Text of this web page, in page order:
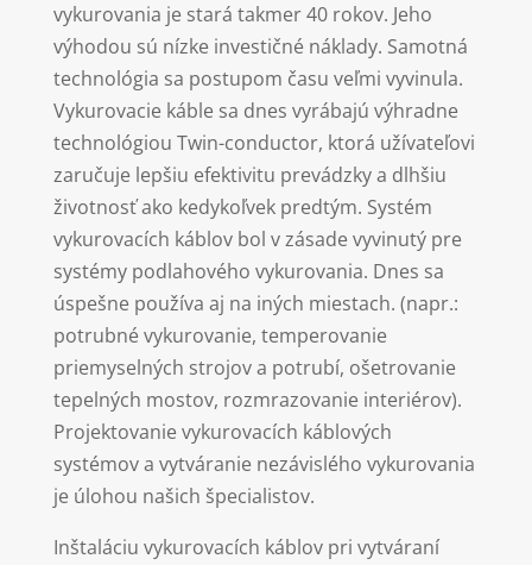
vykurovania je stará takmer 40 rokov. Jeho
výhodou sú nízke investičné náklady. Samotná
technológia sa postupom času veľmi vyvinula.
Vykurovacie káble sa dnes vyrábajú výhradne
technológiou Twin-conductor, ktorá užívateľovi
zaručuje lepšiu efektivitu prevádzky a dlhšiu
životnosť ako kedykoľvek predtým. Systém
vykurovacích káblov bol v zásade vyvinutý pre
systémy podlahového vykurovania. Dnes sa
úspešne používa aj na iných miestach. (napr.:
potrubné vykurovanie, temperovanie
priemyselných strojov a potrubí, ošetrovanie
tepelných mostov, rozmrazovanie interiérov).
Projektovanie vykurovacích káblových
systémov a vytváranie nezávislého vykurovania
je úlohou našich špecialistov.
Inštaláciu vykurovacích káblov pri vytváraní